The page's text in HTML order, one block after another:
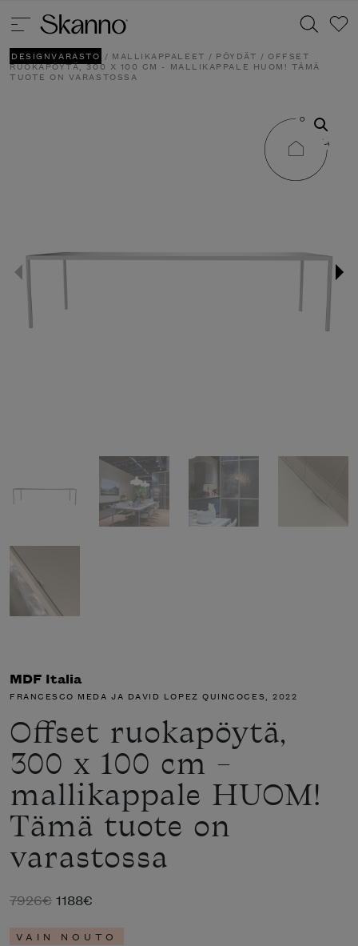
DESIGNVARASTO / MALLIKAPPALEET / PÖYDÄT / OFFSET
RUOKAPÖYTÄ, 300 X 100 CM - MALLIKAPPALE HUOM! TÄMÄ
TUOTE ON VARASTOSSA
MDF Italia
FRANCESCO MEDA JA DAVID LOPEZ QUINCOCES, 2022
Offset ruokapöytä,
300 x 100 cm –
mallikappale HUOM!
Tämä tuote on
varastossa
7926€ Alkuperäinen
oli:
1188€
on:
VAIN NOUTO